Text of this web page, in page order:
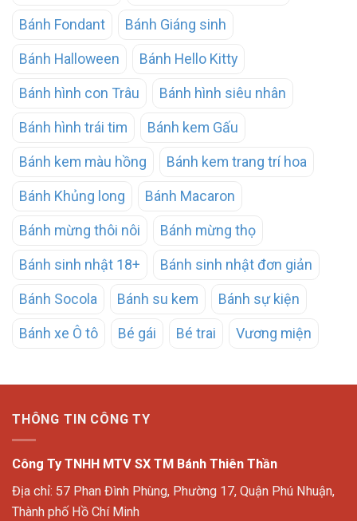
Bánh Fondant Bánh Giáng sinh
Bánh Halloween Bánh Hello Kitty
Bánh hình con Trâu Bánh hình siêu nhân
Bánh hình trái tim Bánh kem Gấu
Bánh kem màu hồng Bánh kem trang trí hoa
Bánh Khủng long Bánh Macaron
Bánh mừng thôi nôi Bánh mừng thọ
Bánh sinh nhật 18+ Bánh sinh nhật đơn giản
Bánh Socola Bánh su kem Bánh sự kiện
Bánh xe Ô tô Bé gái Bé trai Vương miện
THÔNG TIN CÔNG TY
Công Ty TNHH MTV SX TM Bánh Thiên Thần
Địa chỉ: 57 Phan Đình Phùng, Phường 17, Quận Phú Nhuận,
Thành phố Hồ Chí Minh